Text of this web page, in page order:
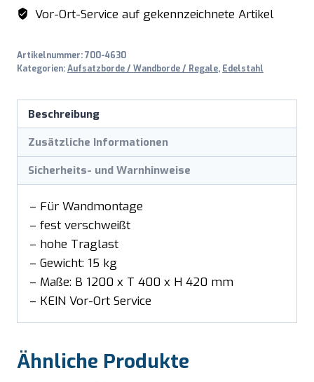
MengeVor-Ort-Service auf gekennzeichnete Artikel
Artikelnummer:700-4630
Kategorien:Aufsatzborde / Wandborde / Regale, Edelstahl
Beschreibung
Zusätzliche Informationen
Sicherheits- und Warnhinweise
– Für Wandmontage
– fest verschweißt
– hohe Traglast
– Gewicht: 15 kg
– Maße: B 1200 x T 400 x H 420 mm
– KEIN Vor-Ort Service
Ähnliche Produkte